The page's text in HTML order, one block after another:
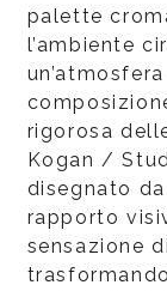
palette
l’ambiente
rigorosa
Kogan /
disegnato
rapporto
sensazione